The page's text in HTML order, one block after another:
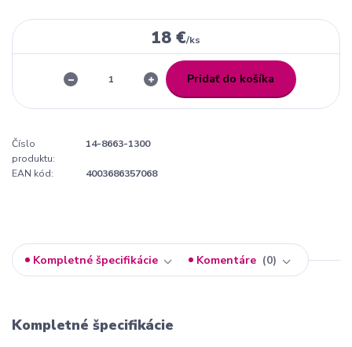
18 €/ks
Pridať do košíka
Číslo
produktu:
14-8663-1300
EAN kód: 4003686357068
Kompletné špecifikácie Komentáre 0
Kompletné špecifikácie